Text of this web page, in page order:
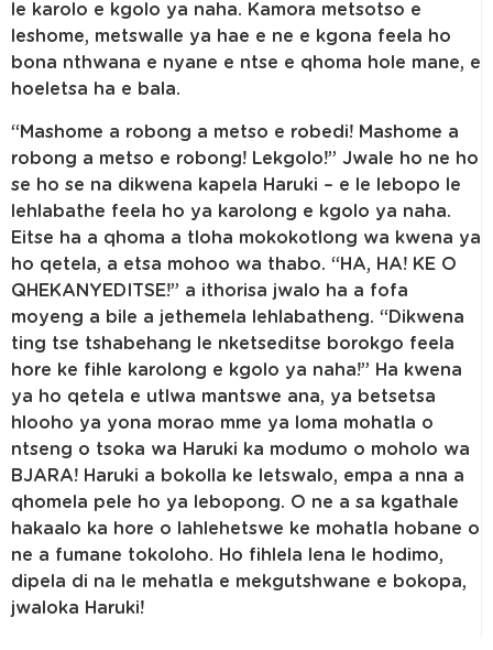
le karolo e kgolo ya naha. Kamora metsotso e
leshome, metswalle ya hae e ne e kgona feela ho
bona nthwana e nyane e ntse e qhoma hole mane, e
hoeletsa ha e bala.
“Mashome a robong a metso e robedi! Mashome a
robong a metso e robong! Lekgolo!” Jwale ho ne ho
se ho se na dikwena kapela Haruki – e le lebopo le
lehlabathe feela ho ya karolong e kgolo ya naha.
Eitse ha a qhoma a tloha mokokotlong wa kwena ya
ho qetela, a etsa mohoo wa thabo. “HA, HA! KE O
QHEKANYEDITSE!” a ithorisa jwalo ha a fofa
moyeng a bile a jethemela lehlabatheng. “Dikwena
ting tse tshabehang le nketseditse borokgo feela
hore ke fihle karolong e kgolo ya naha!” Ha kwena
ya ho qetela e utlwa mantswe ana, ya betsetsa
hlooho ya yona morao mme ya loma mohatla o
ntseng o tsoka wa Haruki ka modumo o moholo wa
BJARA! Haruki a bokolla ke letswalo, empa a nna a
qhomela pele ho ya lebopong. O ne a sa kgathale
hakaalo ka hore o lahlehetswe ke mohatla hobane o
ne a fumane tokoloho. Ho fihlela lena le hodimo,
dipela di na le mehatla e mekgutshwane e bokopa,
jwaloka Haruki!